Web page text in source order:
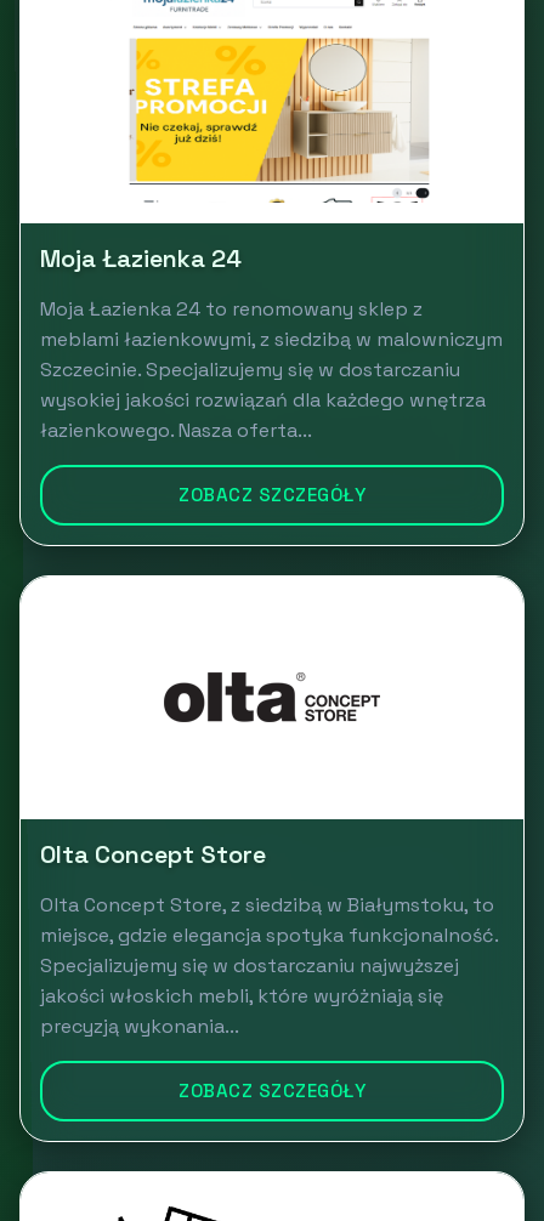
Moja Łazienka 24
Moja Łazienka 24 to renomowany sklep z
meblami łazienkowymi, z siedzibą w malowniczym
Szczecinie. Specjalizujemy się w dostarczaniu
wysokiej jakości rozwiązań dla każdego wnętrza
łazienkowego. Nasza oferta...
ZOBACZ SZCZEGÓŁY
Olta Concept Store
Olta Concept Store, z siedzibą w Białymstoku, to
miejsce, gdzie elegancja spotyka funkcjonalność.
Specjalizujemy się w dostarczaniu najwyższej
jakości włoskich mebli, które wyróżniają się
precyzją wykonania...
ZOBACZ SZCZEGÓŁY